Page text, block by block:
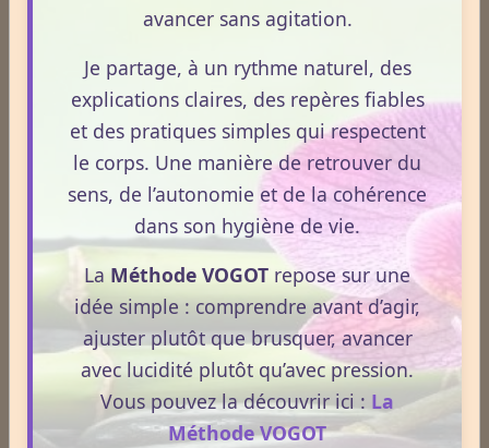
Dossiers
Le Frêne commun
Le Sens des Maux
avancer sans agitation.
Je partage, à un rythme naturel, des
explications claires, des repères fiables
et des pratiques simples qui respectent
le corps. Une manière de retrouver du
sens, de l’autonomie et de la cohérence
dans son hygiène de vie.
La Méthode VOGOT repose sur une
idée simple : comprendre avant d’agir,
ajuster plutôt que brusquer, avancer
avec lucidité plutôt qu’avec pression.
Vous pouvez la découvrir ici : La
Méthode VOGOT